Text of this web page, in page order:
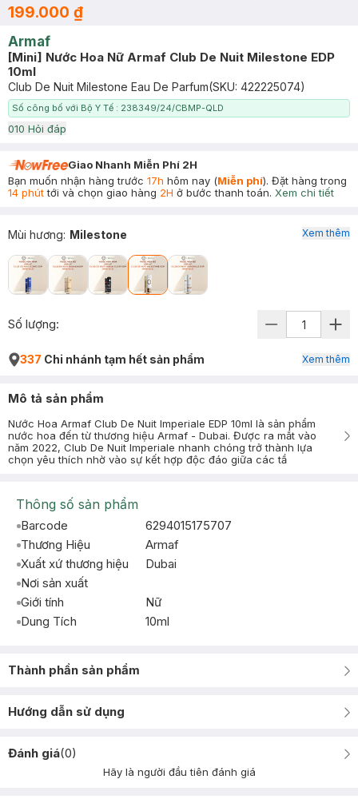
199.000 ₫
Armaf
[Mini] Nước Hoa Nữ Armaf Club De Nuit Milestone EDP
10ml
Club De Nuit Milestone Eau De Parfum(SKU: 422225074)
Số công bố với Bộ Y Tế : 238349/24/CBMP-QLD
010 Hỏi đáp
Giao Nhanh Miễn Phí 2H
Bạn muốn nhận hàng trước 17h hôm nay (Miễn phí). Đặt hàng trong
14 phúttới và chọn giao hàng 2H ở bước thanh toán. Xem chi tiết
Mùi hương: Milestone Xem thêm
Số lượng:
337 Chi nhánh tạm hết sản phẩm Xem thêm
Mô tả sản phẩm
Nước Hoa Armaf Club De Nuit Imperiale EDP 10ml là sản phẩm
nước hoa đến từ thương hiệu Armaf - Dubai. Được ra mắt vào
năm 2022, Club De Nuit Imperiale nhanh chóng trở thành lựa
chọn yêu thích nhờ vào sự kết hợp độc đáo giữa các tầ
Thông số sản phẩm
Barcode
6294015175707
Thương Hiệu
Armaf
Xuất xứ thương hiệu
Dubai
Nơi sản xuất
Giới tính
Nữ
Dung Tích
10ml
Thành phần sản phẩm
Hướng dẫn sử dụng
Đánh giá(0)
Hãy là người đầu tiên đánh giá